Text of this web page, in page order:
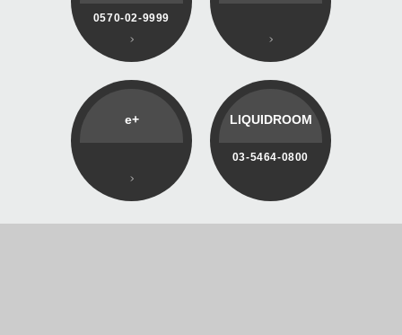
0570-02-9999
e+ LIQUIDROOM
03-5464-0800